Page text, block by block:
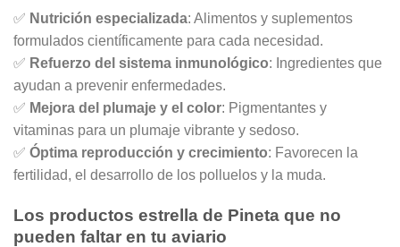
✅ Nutrición especializada: Alimentos y suplementos
formulados científicamente para cada necesidad.
✅ Refuerzo del sistema inmunológico: Ingredientes que
ayudan a prevenir enfermedades.
✅ Mejora del plumaje y el color: Pigmentantes y
vitaminas para un plumaje vibrante y sedoso.
✅ Óptima reproducción y crecimiento: Favorecen la
fertilidad, el desarrollo de los polluelos y la muda.
Los productos estrella de Pineta que no
pueden faltar en tu aviario